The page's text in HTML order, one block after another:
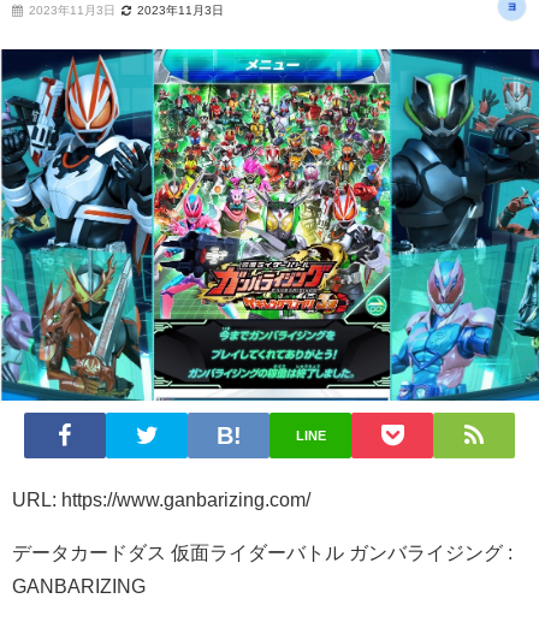
2023年11月3日 2023年11月3日
LINE
URL: https://www.ganbarizing.com/
データカードダス 仮面ライダーバトル ガンバライジング :
GANBARIZING